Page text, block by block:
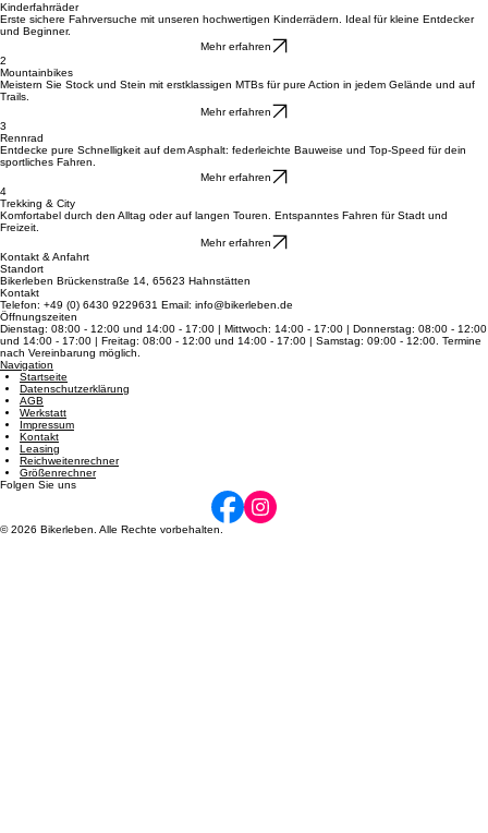
Für jeden das Richtige
Unsere exklusive Auswahl für alle Radfans - ob als E-Bike oder nicht
1
Erste sichere Fahrversuche mit unseren hochwertigen Kinderrädern. Ideal für kleine Entdecker
und Beginner.
Mehr erfahren
2
Meistern Sie Stock und Stein mit erstklassigen MTBs für pure Action in jedem Gelände und auf
Trails.
Mehr erfahren
3
Entdecke pure Schnelligkeit auf dem Asphalt: federleichte Bauweise und Top-Speed für dein
sportliches Fahren.
Mehr erfahren
4
Komfortabel durch den Alltag oder auf langen Touren. Entspanntes Fahren für Stadt und
Freizeit.
Mehr erfahren
Kontakt & Anfahrt
Standort
Bikerleben Brückenstraße 14, 65623 Hahnstätten
Kontakt
Telefon: +49 (0) 6430 9229631 Email: info@bikerleben.de
Öffnungszeiten
Dienstag: 08:00 - 12:00 und 14:00 - 17:00 | Mittwoch: 14:00 - 17:00 | Donnerstag: 08:00 - 12:00
und 14:00 - 17:00 | Freitag: 08:00 - 12:00 und 14:00 - 17:00 | Samstag: 09:00 - 12:00. Termine
nach Vereinbarung möglich.
Navigation
Startseite
Datenschutzerklärung
AGB
Werkstatt
Impressum
Kontakt
Leasing